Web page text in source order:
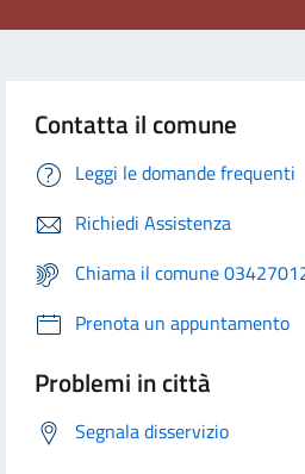
Contatta il comune
Leggi le domande frequenti
Richiedi Assistenza
Chiama il comune
Prenota un appuntamento
Problemi in città
Segnala disservizio